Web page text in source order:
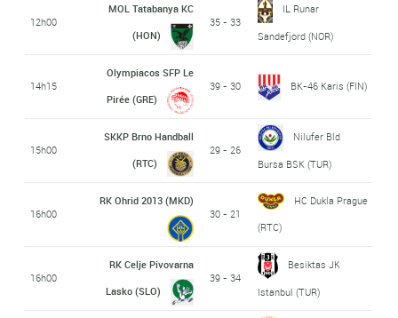
12h00
MOL Tatabanya KC
(HON)
35 - 33
IL Runar
Sandefjord (NOR)
14h15
Olympiacos SFP Le
Pirée (GRE)
39 - 30 BK-46 Karis (FIN)
15h00
SKKP Brno Handball
(RTC)
29 - 26
Nilufer Bld
Bursa BSK (TUR)
16h00
RK Ohrid 2013 (MKD)
30 - 21
HC Dukla Prague
(RTC)
16h00
RK Celje Pivovarna
Lasko (SLO)
39 - 34
Besiktas JK
Istanbul (TUR)